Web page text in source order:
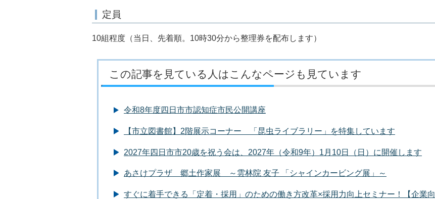
定員
10組程度（当日、先着順。10時30分から整理券を配布します）
この記事を見ている人はこんなページも見ています
令和8年度四日市市認知症市民公開講座
【市立図書館】2階展示コーナー 「昆虫ライブラリー」を特集しています
2027年四日市市20歳を祝う会は、2027年（令和9年）1月10日（日）に開催します
あさけプラザ 郷土作家展 ～雲林院 友子 「シャインカービング展」～
すぐに着手できる「定着・採用」のための働き方改革×採用力向上セミナー！【企業向